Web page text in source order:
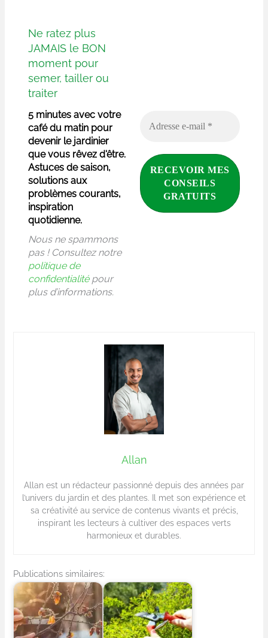
Ne ratez plus
JAMAIS le BON
moment pour
semer, tailler ou
traiter
5 minutes avec votre
café du matin pour
devenir le jardinier
que vous rêvez d'être.
Astuces de saison,
solutions aux
problèmes courants,
inspiration
quotidienne.
Nous ne spammons
pas ! Consultez notre
politique de
confidentialitépour
plus d’informations.
Allan
Allan est un rédacteur passionné depuis des années par
l’univers du jardin et des plantes. Il met son expérience et
sa créativité au service de contenus vivants et précis,
inspirant les lecteurs à cultiver des espaces verts
harmonieux et durables.
Publications similaires: